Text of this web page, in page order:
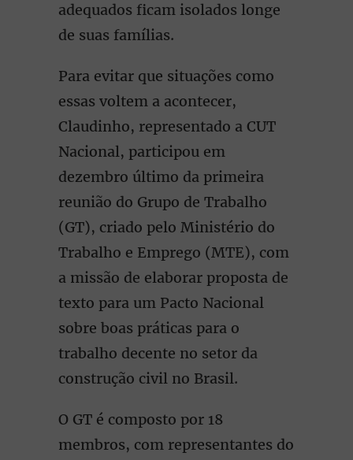
adequados ficam isolados longe
de suas famílias.
Para evitar que situações como
essas voltem a acontecer,
Claudinho, representado a CUT
Nacional, participou em
dezembro último da primeira
reunião do Grupo de Trabalho
(GT), criado pelo Ministério do
Trabalho e Emprego (MTE), com
a missão de elaborar proposta de
texto para um Pacto Nacional
sobre boas práticas para o
trabalho decente no setor da
construção civil no Brasil.
O GT é composto por 18
membros, com representantes do